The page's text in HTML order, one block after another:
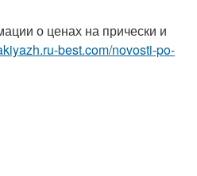
о ценах на прически и
best.com/novosti-po-